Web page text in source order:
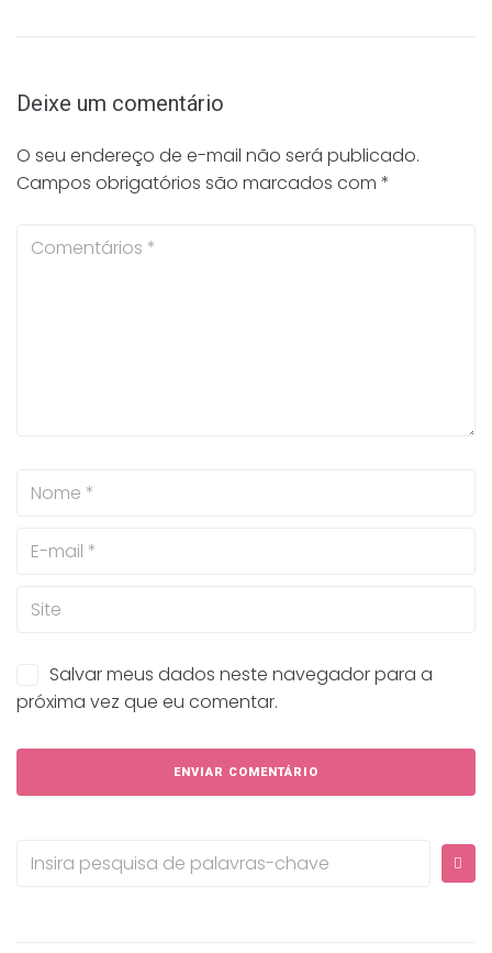
Deixe um comentário
O seu endereço de e-mail não será publicado.
Campos obrigatórios são marcados com *
Salvar meus dados neste navegador para a
próxima vez que eu comentar.
Procurar: